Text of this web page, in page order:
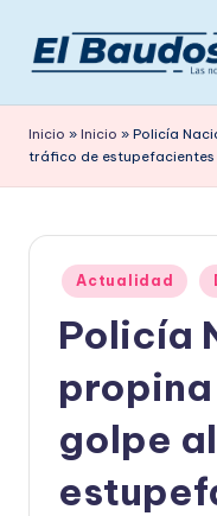
Saltar
contenido
e
ri
d
en
Inicio » Inicio » Policía
tráfico de estupefacientes
Publicado
en
Actualidad
Policía
golpe